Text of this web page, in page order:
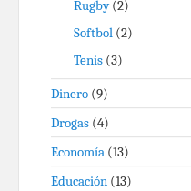
Rugby(2)
Softbol (2)
Tenis (3)
Dinero (9)
Drogas (4)
Economía (13)
Educación (13)